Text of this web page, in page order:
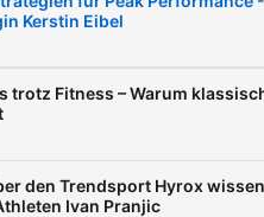
Kerstin Eibel
trotz Fitness – Warum
den Trendsport Hyrox
Ivan Pranjic